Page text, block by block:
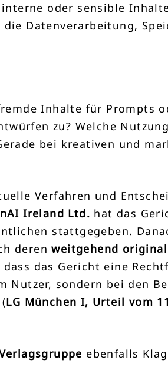
oder sensible
Datenverarbeitung,
Inhalte für Prompts
zu? Welche
bei kreativen und
Verfahren und
Ireland Ltd. hat das
stattgegeben.
derenweitgehend
das Gericht eine
sondern bei den
LG München I, Urteil vom
ebenfalls